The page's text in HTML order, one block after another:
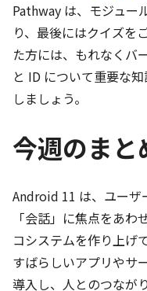
Pathway は、モジュー
り、最後にはクイズを
た方には、もれなくバ
と ID について重要な
しましょう。
今週のまと
Android 11 は、ユーザ
「会話」に焦点をあ
コシステムを作り上げ
すばらしいアプリやサ
導入し、人とのつなが